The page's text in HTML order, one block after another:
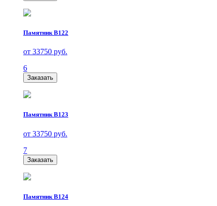
Памятник В122
от 33750 руб.
6
Заказать
Памятник В123
от 33750 руб.
7
Заказать
Памятник В124